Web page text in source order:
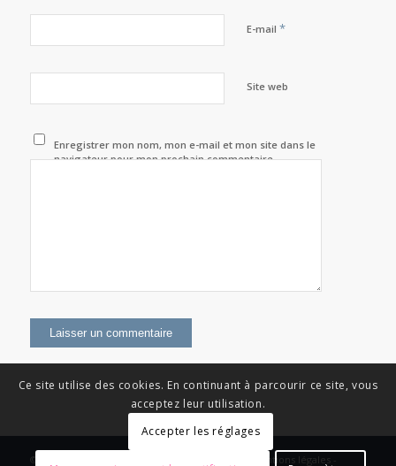
E-mail *
Site web
Enregistrer mon nom, mon e-mail et mon site dans le
navigateur pour mon prochain commentaire.
© Copyright - News Nouvelle Acropole - 2023 - Mentions légales -
Ce site utilise des cookies. En continuant à parcourir ce site, vous
acceptez leur utilisation.
Accepter les réglages